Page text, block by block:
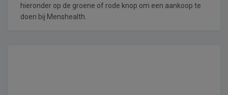
hieronder op de groene of rode knop om een aankoop te
doen bij Menshealth.